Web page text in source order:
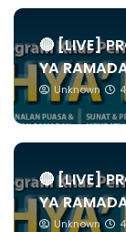
🔴 [LIVE]
YA
Unknown
🔴 [LIVE]
YA
Unknown